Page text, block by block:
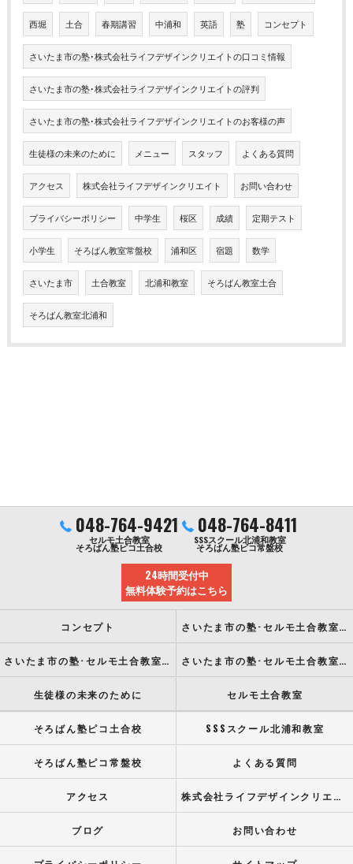
西堀 土合 春期講習 中浦和 英語 塾 コンセプト
さいたま市の塾･株式会社ライフデザインクリエイトの口コミ情報
さいたま市の塾･株式会社ライフデザインクリエイトの評判
さいたま市の塾･株式会社ライフデザインクリエイトのお客様の声
生徒様の未来のために メニュー スタッフ よくある質問
アクセス 株式会社ライフデザインクリエイト お問い合わせ
プライバシーポリシー 中学生 桜区 成績 定期テスト
小学生 そろばん教室常盤校 浦和区 宿題 数学
さいたま市 土合教室 北浦和教室 そろばん教室土合
そろばん教室北浦和
048-764-9421
セルモ土合教室
そろばん塾ピコ土合校
048-764-8411
SSSスクール北浦和教室
そろばん塾ピコ常盤校
24時間受付中
無料体験予約はこちら
コンセプト さいたま市の塾･セルモ土合教室の口コミ情報
さいたま市の塾･セルモ土合教室の評判 さいたま市の塾･セルモ土合教室のお客様の声
生徒様の未来のために セルモ土合教室
そろばん塾ピコ土合校 SSSスクール北浦和教室
そろばん塾ピコ常盤校 よくある質問
アクセス 株式会社ライフデザインクリエイト
ブログ お問い合わせ